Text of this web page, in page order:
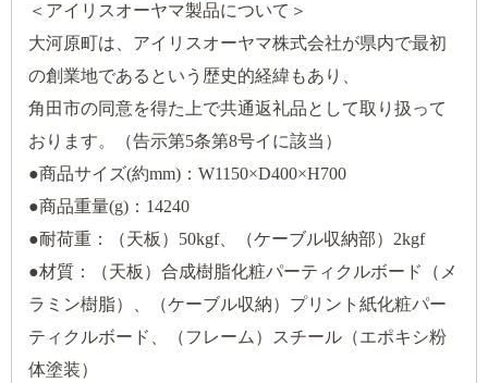
＜アイリスオーヤマ製品について＞
大河原町は、アイリスオーヤマ株式会社が県内で最初
の創業地であるという歴史的経緯もあり、
角田市の同意を得た上で共通返礼品として取り扱って
おります。（告示第5条第8号イに該当）
●商品サイズ(約mm)：W1150×D400×H700
●商品重量(g)：14240
●耐荷重：（天板）50kgf、（ケーブル収納部）2kgf
●材質：（天板）合成樹脂化粧パーティクルボード（メ
ラミン樹脂）、（ケーブル収納）プリント紙化粧パー
ティクルボード、（フレーム）スチール（エポキシ粉
体塗装）